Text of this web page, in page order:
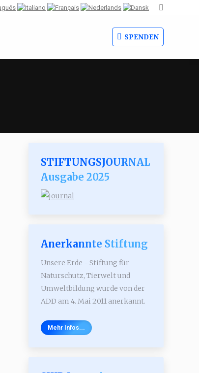
Search:
SPENDEN
STIFTUNGSJOURNAL
Ausgabe 2025
Anerkannte Stiftung
Unsere Erde - Stiftung für
Naturschutz, Tierwelt und
Umweltbildung wurde von der
ADD am 4. Mai 2011 anerkannt.
Mehr Infos...